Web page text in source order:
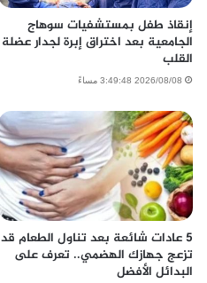
إنقاذ طفل بمستشفيات سوهاج
الجامعية بعد اختراق إبرة لجدار عضلة
القلب
2026/08/08 3:49:48 مساءً
5 عادات شائعة بعد تناول الطعام قد
تزعج جهازك الهضمي.. تعرف على
البدائل الأفضل